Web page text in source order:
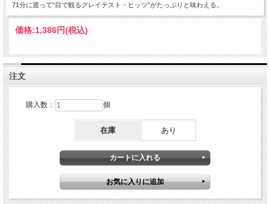
71分に渡って“目で観るグレイテスト・ヒッツ”がたっぷりと味わえる。
価格:1,386円(税込)
注文
購入数： 個
在庫 あり